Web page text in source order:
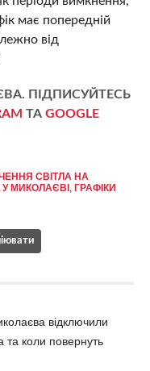
має попередній
від
ПІДПИСУЙТЕСЬ
ТА GOOGLE
СВІТЛА НА
МИКОЛАЄВІ, ГРАФІКИ
відключили
та коли повернуть